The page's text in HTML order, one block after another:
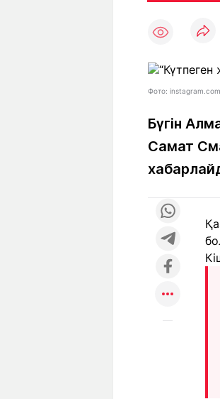
Арнайы
Рейтингтер
Редакция
+7 (777)
Фото:
Бүгін
Самат